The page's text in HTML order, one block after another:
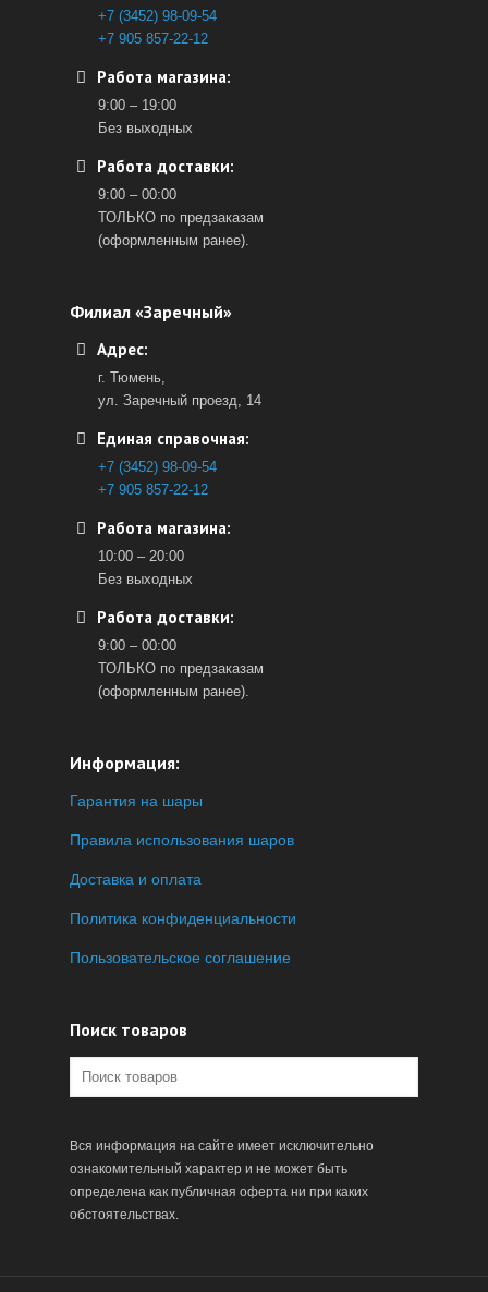
+7 (3452) 98-09-54
+7 905 857-22-12
Работа магазина:
9:00 – 19:00
Без выходных
Работа доставки:
9:00 – 00:00
ТОЛЬКО по предзаказам
(оформленным ранее).
Филиал «Заречный»
Адрес:
г. Тюмень,
ул. Заречный проезд, 14
Единая справочная:
+7 (3452) 98-09-54
+7 905 857-22-12
Работа магазина:
10:00 – 20:00
Без выходных
Работа доставки:
9:00 – 00:00
ТОЛЬКО по предзаказам
(оформленным ранее).
Информация:
Гарантия на шары
Правила использования шаров
Доставка и оплата
Политика конфиденциальности
Пользовательское соглашение
Поиск товаров
Вся информация на сайте имеет исключительно
ознакомительный характер и не может быть
определена как публичная оферта ни при каких
обстоятельствах.